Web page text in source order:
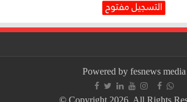
Powered by fesnews media
© Copyright 2026, All Rights